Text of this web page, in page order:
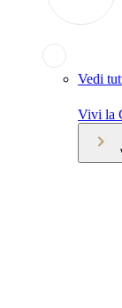
Vedi
Vivi la